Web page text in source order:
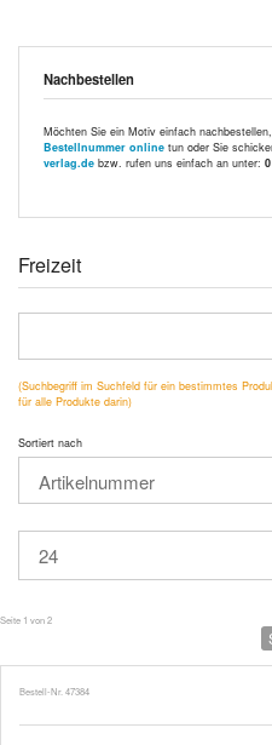
Nachbestellen
Möchten Sie ein Motiv einfach
Bestellnummer online tun oder Sie
verlag.de bzw. rufen uns einfach an unter:
Freizeit
(Suchbegriff im Suchfeld für ein bestimmtes
für alle Produkte darin)
Sortiert nach
Seite 1 von 2
Bestell-Nr. 47384